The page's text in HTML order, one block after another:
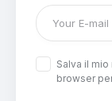
Salva il
browser